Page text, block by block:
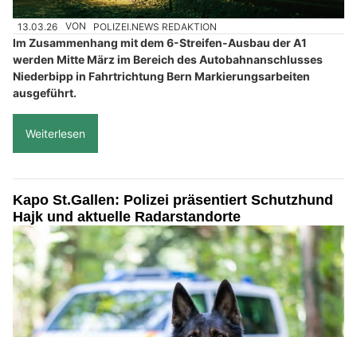
13.03.26 VON POLIZEI.NEWS REDAKTION
Im Zusammenhang mit dem 6-Streifen-Ausbau der A1
werden Mitte März im Bereich des Autobahnanschlusses
Niederbipp in Fahrtrichtung Bern Markierungsarbeiten
ausgeführt.
Weiterlesen
Kapo St.Gallen: Polizei präsentiert Schutzhund
Hajk und aktuelle Radarstandorte